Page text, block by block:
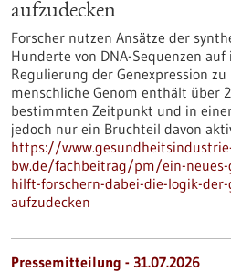
aufzudecken
Forscher nutzen Ansätze der
Hunderte von DNA-Sequenzen
Regulierung der Genexpression
menschliche Genom enthält über
bestimmten Zeitpunkt und in
jedoch nur ein Bruchteil davon
https://
bw.de/fachbeitrag/pm/ein-neues-
hilft-forschern-dabei-die-logik-
aufzudecken
Pressemitteilung - 31.07.2026